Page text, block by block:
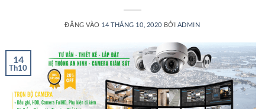
ĐĂNG VÀO 14 THÁNG 10, 2020 BỞI ADMIN
14
Th10